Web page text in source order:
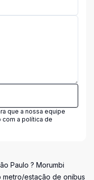
que a nossa equipe
com a política de
Paulo ? Morumbi
estação de onibus